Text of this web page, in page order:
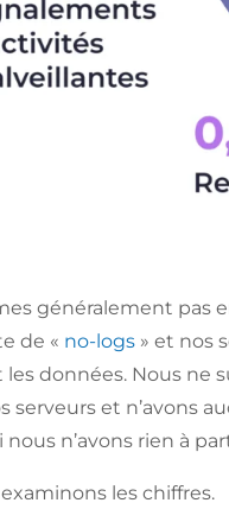
généralement pas
de « no-logs » et nos
données. Nous ne
serveurs et n’avons
nous n’avons rien à
les chiffres.